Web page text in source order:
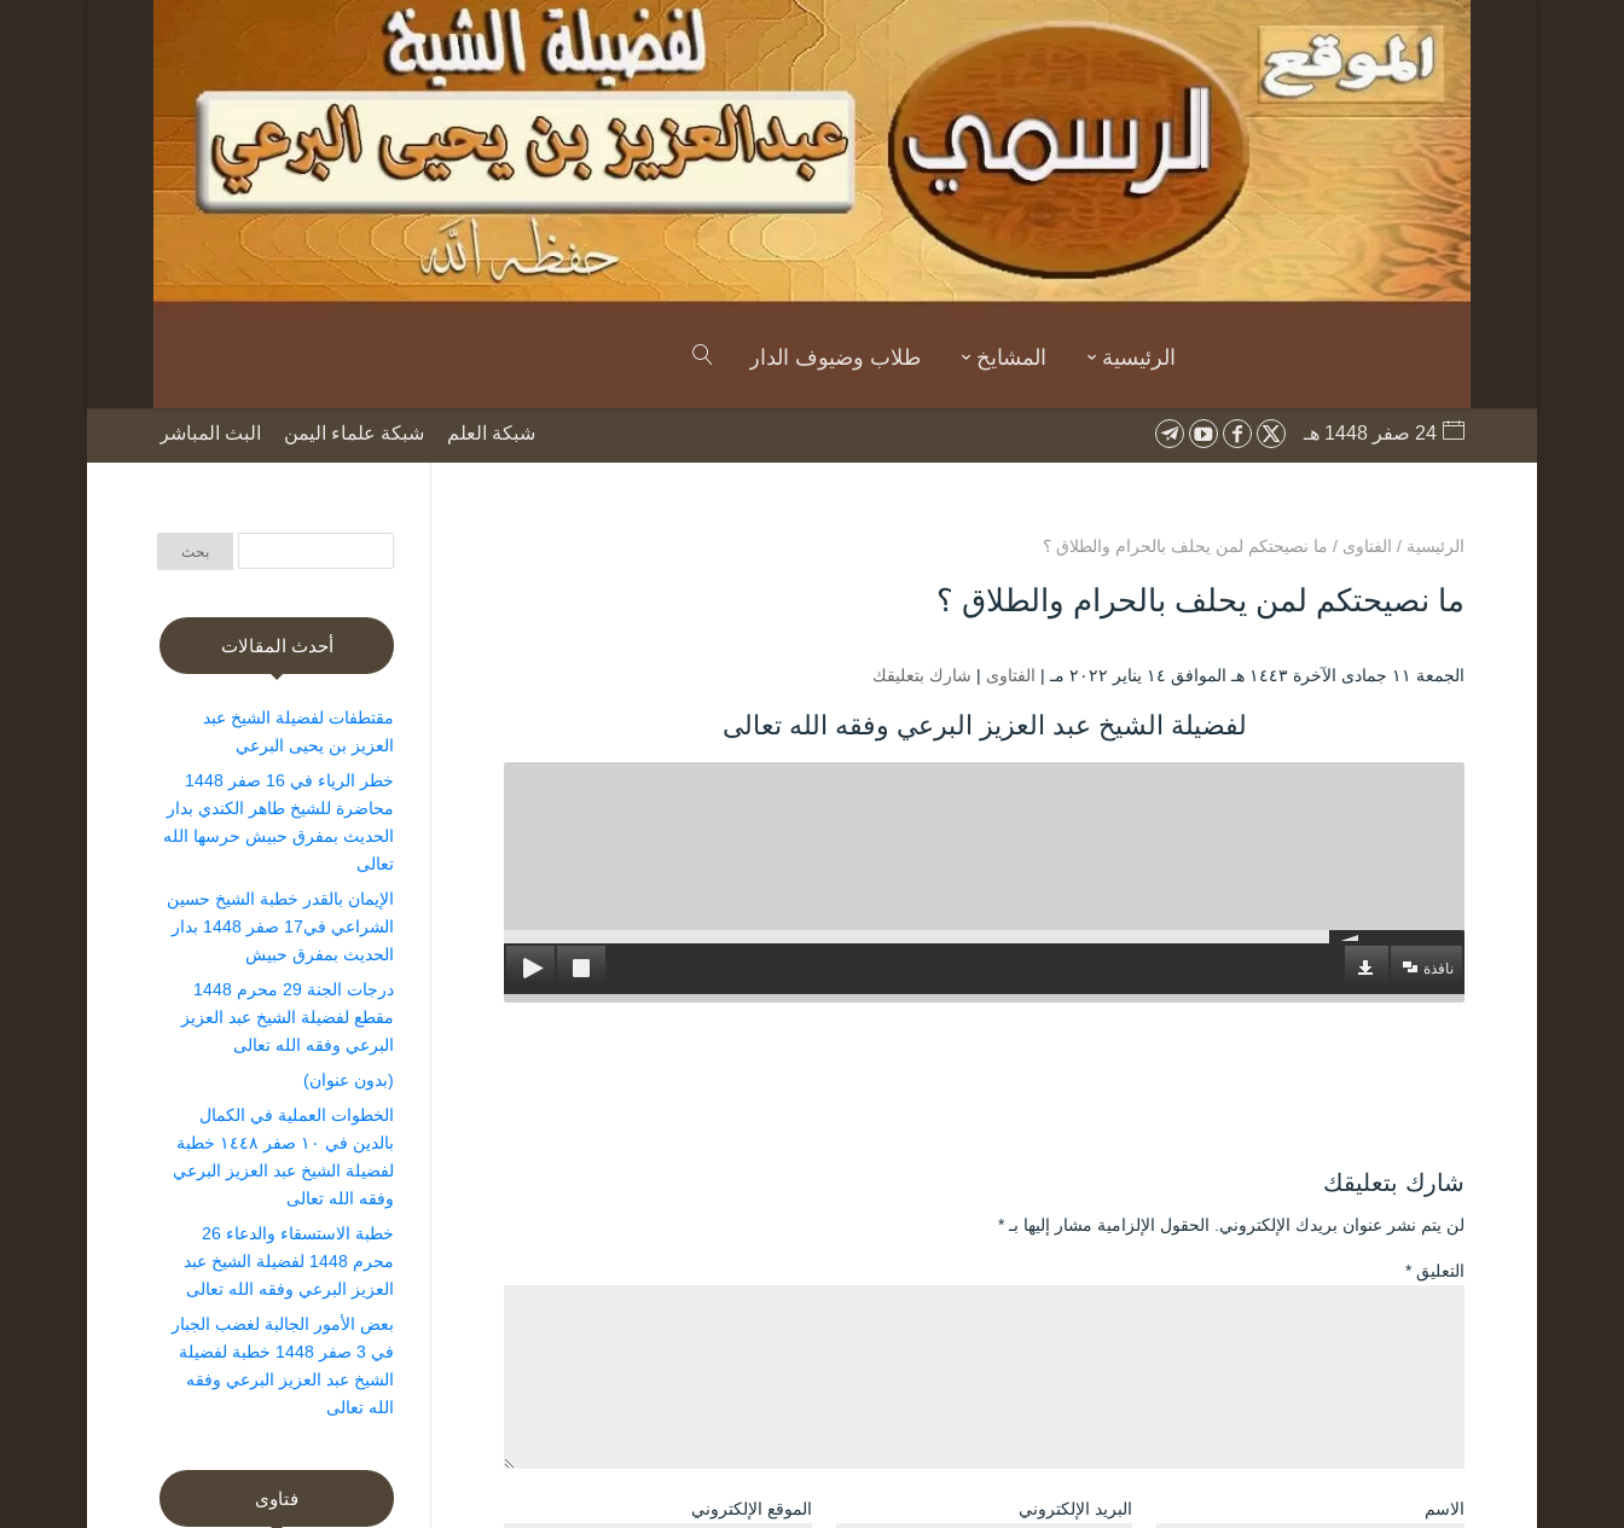
الرئيسية المشايخ طلاب وضيوف الدار
24 صفر 1448 هـ شبكة العلم شبكة علماء اليمن البث المباشر
الرئيسية / الفتاوى / ما نصيحتكم لمن يحلف بالحرام والطلاق ؟
ما نصيحتكم لمن يحلف بالحرام والطلاق ؟
الجمعة ۱۱ جمادى الآخرة ۱٤٤۳ هـ الموافق ۱٤ يناير ۲۰۲۲ مـ | الفتاوى | شارك بتعليقك
لفضيلة الشيخ عبد العزيز البرعي وفقه الله تعالى
نافذة
شارك بتعليقك
لن يتم نشر عنوان بريدك الإلكتروني. الحقول الإلزامية مشار إليها بـ *
التعليق *
الاسم البريد الإلكتروني الموقع الإلكتروني
أحدث المقالات
مقتطفات لفضيلة الشيخ عبد
العزيز بن يحيى البرعي
خطر الرياء في 16 صفر 1448
محاضرة للشيخ طاهر الكندي بدار
الحديث بمفرق حبيش حرسها الله
تعالى
الإيمان بالقدر خطبة الشيخ حسين
الشراعي في17 صفر 1448 بدار
الحديث بمفرق حبيش
درجات الجنة 29 محرم 1448
مقطع لفضيلة الشيخ عبد العزيز
البرعي وفقه الله تعالى
(بدون عنوان)
الخطوات العملية في الكمال
بالدين في ١٠ صفر ١٤٤٨ خطبة
لفضيلة الشيخ عبد العزيز البرعي
وفقه الله تعالى
خطبة الاستسقاء والدعاء 26
محرم 1448 لفضيلة الشيخ عبد
العزيز البرعي وفقه الله تعالى
بعض الأمور الجالبة لغضب الجبار
في 3 صفر 1448 خطبة لفضيلة
الشيخ عبد العزيز البرعي وفقه
الله تعالى
فتاوى